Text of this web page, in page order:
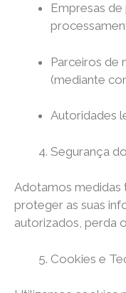
Empresas
Parceiros de
(mediante
Autoridades
Segurança
Adotamos medidas
proteger as suas
autorizados, perda
Cookies e